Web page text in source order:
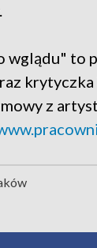
wglądu" to
z